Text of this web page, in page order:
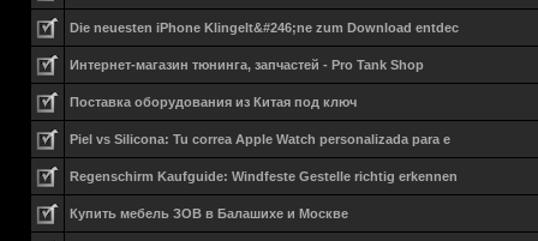
Die neuesten iPhone Klingelt&#246;ne zum Download entdec
Интернет-магазин тюнинга, запчастей - Pro Tank Shop
Поставка оборудования из Китая под ключ
Piel vs Silicona: Tu correa Apple Watch personalizada para e
Regenschirm Kaufguide: Windfeste Gestelle richtig erkennen
Купить мебель ЗОВ в Балашихе и Москве